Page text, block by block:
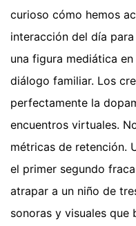
curioso cómo hemos
interacción del día
una figura mediática
diálogo familiar. Los
perfectamente la
encuentros virtuales.
métricas de retención.
el primer segundo
atrapar a un niño de
sonoras y visuales que